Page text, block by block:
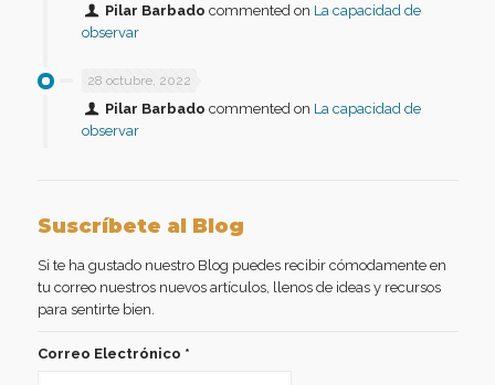
Pilar Barbado commented on La capacidad de
observar
28 octubre, 2022
Pilar Barbado commented on La capacidad de
observar
Suscríbete al Blog
Si te ha gustado nuestro Blog puedes recibir cómodamente en
tu correo nuestros nuevos artículos, llenos de ideas y recursos
para sentirte bien.
Correo Electrónico *